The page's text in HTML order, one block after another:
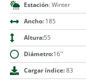
Estación: Winter
Ancho:185
Altura:55
Diámetro:16''
Cargar índice:83